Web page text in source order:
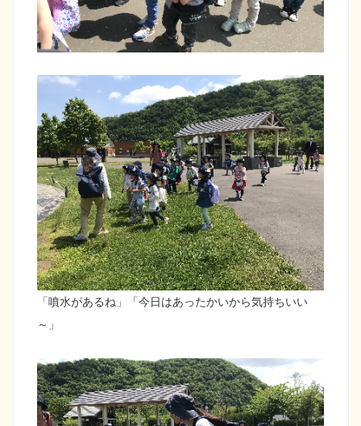
「噴水があるね」「今日はあったかいから気持ちいい
～」